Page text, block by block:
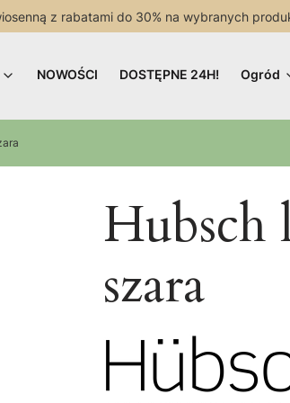
z rabatami do 30% na wybranych
NOWOŚCI DOSTĘPNE 24H! Ogród
Hubsch
szara